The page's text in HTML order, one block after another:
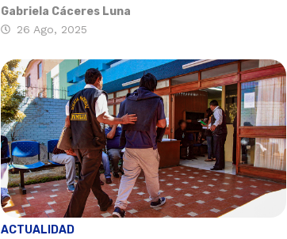
Gabriela Cáceres Luna
26 Ago, 2025
ACTUALIDAD